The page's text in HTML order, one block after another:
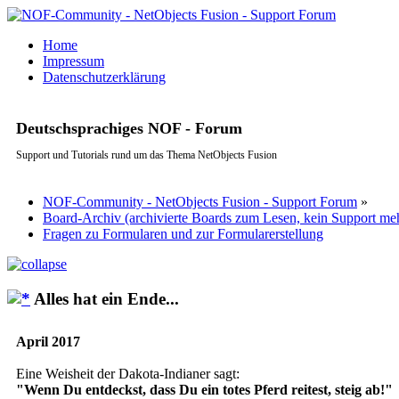
Home
Impressum
Datenschutzerklärung
Deutschsprachiges NOF - Forum
Support und Tutorials rund um das Thema NetObjects Fusion
NOF-Community - NetObjects Fusion - Support Forum »
Board-Archiv (archivierte Boards zum Lesen, kein Support
Fragen zu Formularen und zur Formularerstellung
Alles hat ein Ende...
April 2017
Eine Weisheit der Dakota-Indianer sagt:
"Wenn Du entdeckst, dass Du ein totes Pferd reitest, steig ab!"